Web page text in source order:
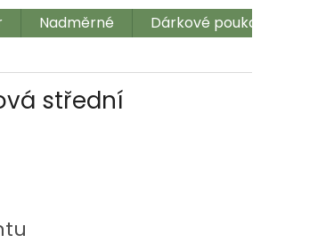
Nadměrné Dárkové poukazy
střední